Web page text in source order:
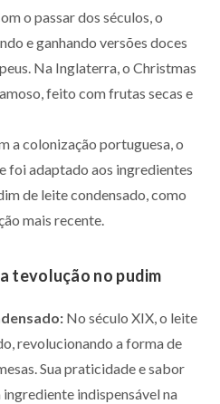
o passar dos séculos, o
e ganhando versões doces
Na Inglaterra, o Christmas
feito com frutas secas e
a colonização portuguesa, o
foi adaptado aos ingredientes
de leite condensado, como
mais recente.
tevolução no pudim
No século XIX, o leite
revolucionando a forma de
Sua praticidade e sabor
indispensável na